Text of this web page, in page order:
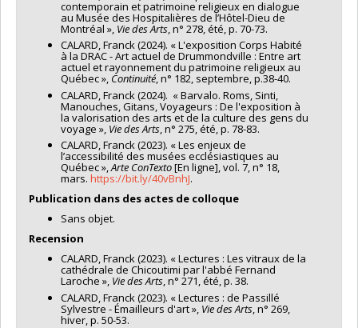
préparation du matériel promotionnel et des besoins
multimédias. Présence lors du colloque et du
lancement collectif, suivi post-colloque.
ANIMATION DE COLLOQUES, DE TABLES RONDES OU DE
JOURNÉES D’ÉTUDE
Coanimation de la table ronde « La valeur
ethnologique du patrimoine bâti » dans le cadre
des célébrations du 50e anniversaire de la Société
québécoise d’ethnologie et du 25e anniversaire
de l’Institut du patrimoine culturel (IPAC) de
l’Université Laval| Avril 2025.Assurer le bon
déroulement de la table ronde aux côtés d’Anaïs
Andraud. Présenter les intervenants, introduire les
thèmes de discussion et guider les échanges autour
de la valeur ethnologique du patrimoine bâti. Stimuler
les interactions, poser des questions pertinentes,
relancer les discussions au besoin et veiller à une
répartition équilibrée de la parole. Préparer en amont
une trame claire en lien avec les enjeux abordés, tout
en s’adaptant à la dynamique de l’événement pour
favoriser une conversation riche et nuancée.
colloques sur le patrimoine religieux. Aide à la
recherche pour le renouvellement de l'exposition
permanente et la prochaine exposition temporaire du
musée.
Guide-interprète | Musée des Hospitalières de
l’Hôtel-Dieu de Montréal | Mai 2022 à janvier 2023.
Conduite de visites guidées et d'animations au musée
et hors les murs auprès des différentes clientèles du
musée. Participation à l’accueil du public, à la
perception des frais d’entrée, au service du vestiaire, à
l’information du public sur les activités offertes au
musée ainsi qu’à la vente des volumes et des
souvenirs de la boutique. Gestion et compilation des
statistiques de fréquentation du musée. Surveillance
du musée. Collaboration aux événements de la
programmation culturelle du musée.
Guide-animateur | Site historique Marguerite-
Bourgeoys| Août 2021 à mai 2022. Accueil des
visiteurs à la chapelle Notre-Dame-de-Bon-Secours et
surveillance des lieux. Discussions et échanges avec
les visiteurs sur l’histoire de Marguerite Bourgeoys et
du site. Réalisation des tâches connexes reliées à la
contemporain et patrimoine religieux en dialogue
au Musée des Hospitalières de l’Hôtel-Dieu de
Montréal », Vie des Arts, n° 278, été, p. 70-73.
CALARD, Franck (2024). « L'exposition Corps Habité
à la DRAC - Art actuel de Drummondville : Entre art
actuel et rayonnement du patrimoine religieux au
Québec », Continuité, n° 182, septembre, p.38-40.
CALARD, Franck (2024). « Barvalo. Roms, Sinti,
Manouches, Gitans, Voyageurs : De l'exposition à
la valorisation des arts et de la culture des gens du
voyage », Vie des Arts, n° 275, été, p. 78-83.
CALARD, Franck (2023). « Les enjeux de
l’accessibilité des musées ecclésiastiques au
Québec »,Arte ConTexto[En ligne], vol. 7, n° 18,
mars. https://bit.ly/40vBnhJ.
Publication dans des actes de colloque
Sans objet.
Recension
CALARD, Franck (2023). « Lectures : Les vitraux de la
cathédrale de Chicoutimi par l'abbé Fernand
Laroche », Vie des Arts, n° 271, été, p. 38.
CALARD, Franck (2023). « Lectures : de Passillé
Sylvestre - Émailleurs d'art », Vie des Arts, n° 269,
hiver, p. 50-53.